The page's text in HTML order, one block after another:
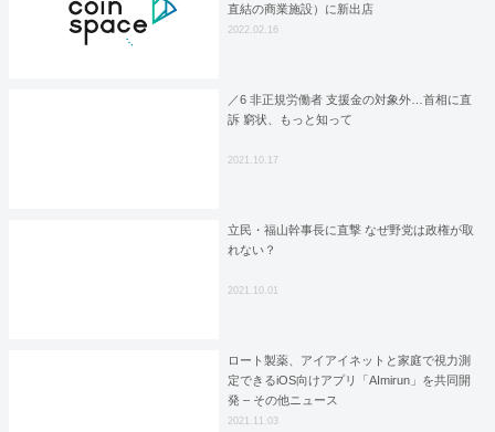
直結の商業施設）に新出店
2022.02.16
／6 非正規労働者 支援金の対象外…首相に直
訴 窮状、もっと知って
2021.10.17
立民・福山幹事長に直撃 なぜ野党は政権が取
れない？
2021.10.01
ロート製薬、アイアイネットと家庭で視力測
定できるiOS向けアプリ「AImirun」を共同開
発 – その他ニュース
2021.11.03